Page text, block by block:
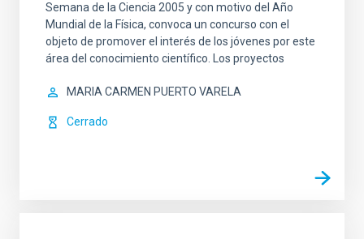
Semana de la Ciencia 2005 y con motivo del Año
Mundial de la Física, convoca un concurso con el
objeto de promover el interés de los jóvenes por este
área del conocimiento científico. Los proyectos
MARIA CARMEN PUERTO VARELA
Cerrado